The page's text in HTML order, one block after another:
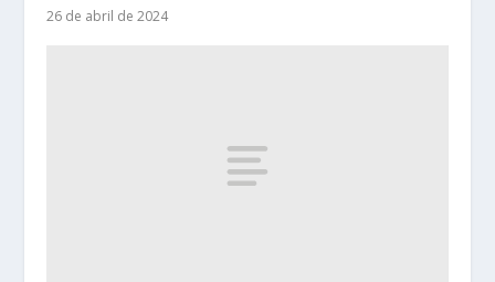
26 de abril de 2024